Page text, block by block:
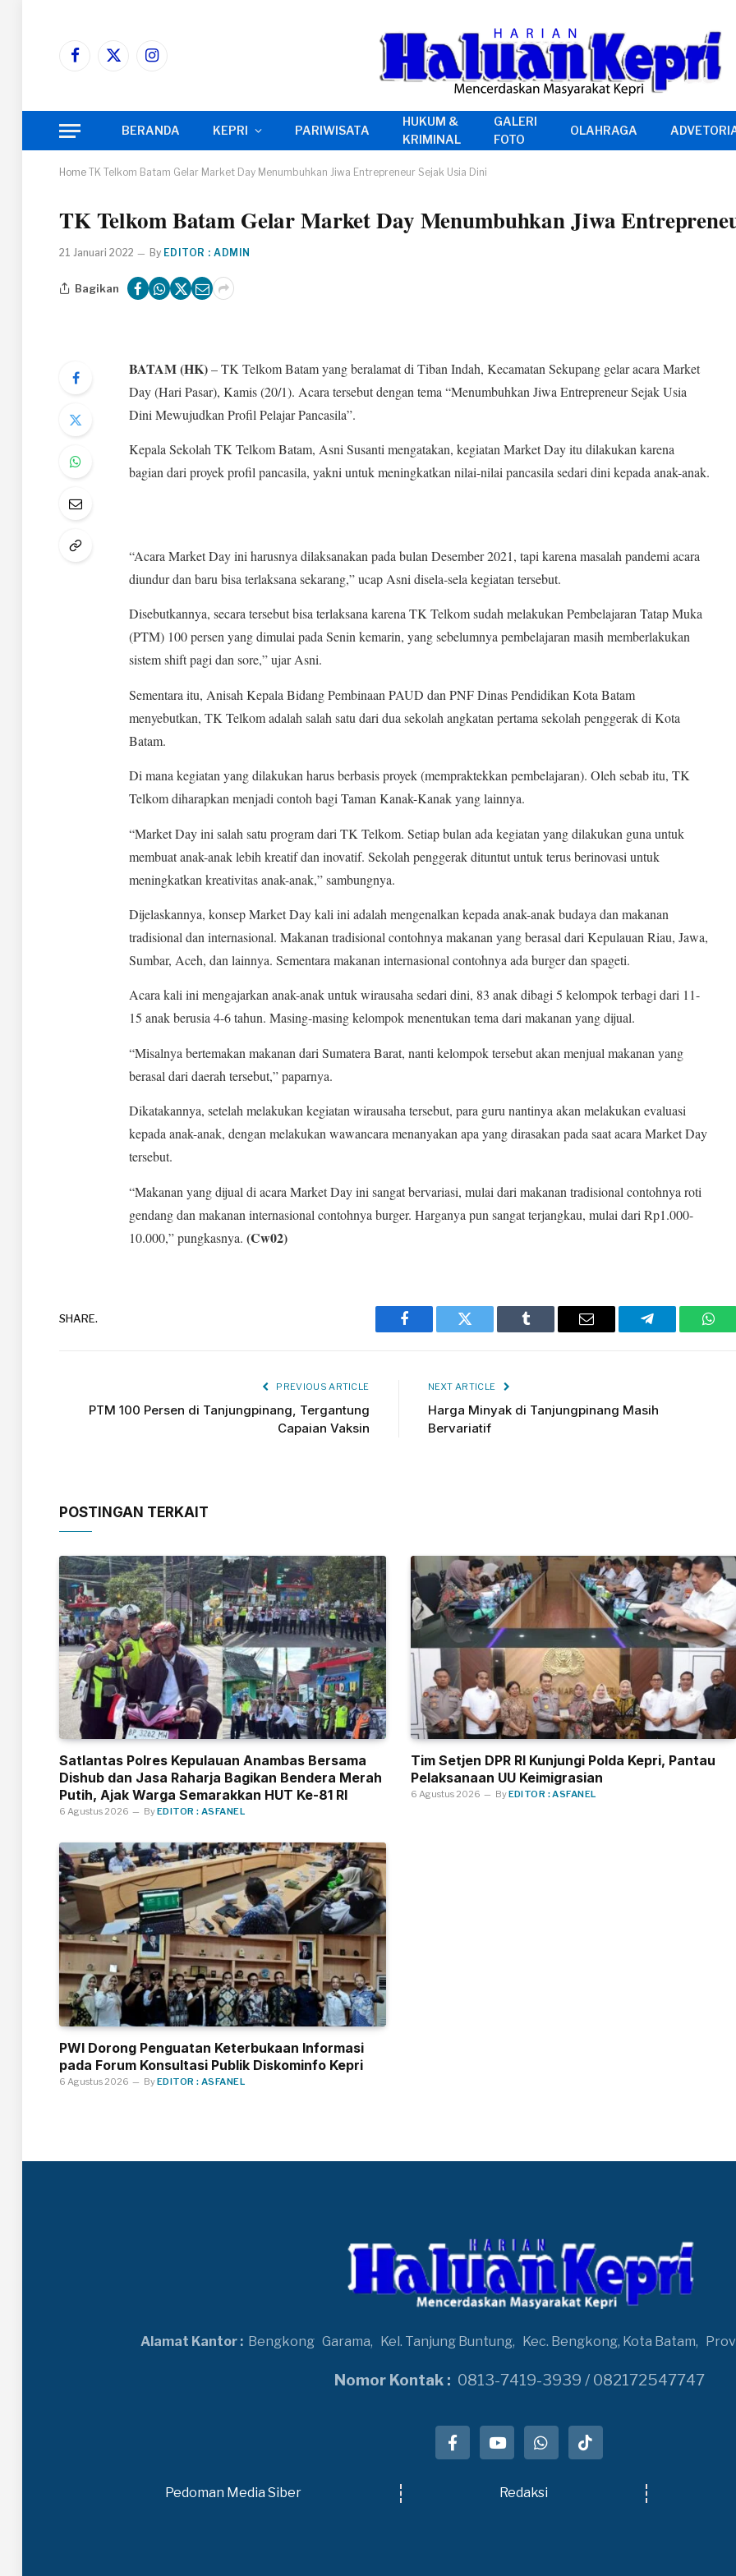
Facebook
X
Instagram
BERANDA KEPRI PARIWISATA
HUKUM &
KRIMINAL
GALERI
FOTO
OLAHRAGA
Home TK Telkom Batam Gelar Market Day Menumbuhkan Jiwa Entrepreneur Sejak Usia Dini
TK Telkom Batam Gelar Market Day Menumbuhkan Jiwa
21 Januari 2022 By EDITOR : ADMIN
Bagikan
BATAM (HK)– TK Telkom Batam yang beralamat di Tiban Indah, Kecamatan Sekupang gelar acara Market
Day (Hari Pasar), Kamis (20/1). Acara tersebut dengan tema “Menumbuhkan Jiwa Entrepreneur Sejak Usia
Dini Mewujudkan Profil Pelajar Pancasila”.
Kepala Sekolah TK Telkom Batam, Asni Susanti mengatakan, kegiatan Market Day itu dilakukan karena
bagian dari proyek profil pancasila, yakni untuk meningkatkan nilai-nilai pancasila sedari dini kepada anak-anak.
“Acara Market Day ini harusnya dilaksanakan pada bulan Desember 2021, tapi karena masalah pandemi acara
diundur dan baru bisa terlaksana sekarang,” ucap Asni disela-sela kegiatan tersebut.
Disebutkannya, secara tersebut bisa terlaksana karena TK Telkom sudah melakukan Pembelajaran Tatap Muka
(PTM) 100 persen yang dimulai pada Senin kemarin, yang sebelumnya pembelajaran masih memberlakukan
sistem shift pagi dan sore,” ujar Asni.
Sementara itu, Anisah Kepala Bidang Pembinaan PAUD dan PNF Dinas Pendidikan Kota Batam
menyebutkan, TK Telkom adalah salah satu dari dua sekolah angkatan pertama sekolah penggerak di Kota
Batam.
Di mana kegiatan yang dilakukan harus berbasis proyek (mempraktekkan pembelajaran). Oleh sebab itu, TK
Telkom diharapkan menjadi contoh bagi Taman Kanak-Kanak yang lainnya.
“Market Day ini salah satu program dari TK Telkom. Setiap bulan ada kegiatan yang dilakukan guna untuk
membuat anak-anak lebih kreatif dan inovatif. Sekolah penggerak dituntut untuk terus berinovasi untuk
meningkatkan kreativitas anak-anak,” sambungnya.
Dijelaskannya, konsep Market Day kali ini adalah mengenalkan kepada anak-anak budaya dan makanan
tradisional dan internasional. Makanan tradisional contohnya makanan yang berasal dari Kepulauan Riau, Jawa,
Sumbar, Aceh, dan lainnya. Sementara makanan internasional contohnya ada burger dan spageti.
Acara kali ini mengajarkan anak-anak untuk wirausaha sedari dini, 83 anak dibagi 5 kelompok terbagi dari 11-
15 anak berusia 4-6 tahun. Masing-masing kelompok menentukan tema dari makanan yang dijual.
“Misalnya bertemakan makanan dari Sumatera Barat, nanti kelompok tersebut akan menjual makanan yang
berasal dari daerah tersebut,” paparnya.
Dikatakannya, setelah melakukan kegiatan wirausaha tersebut, para guru nantinya akan melakukan evaluasi
kepada anak-anak, dengan melakukan wawancara menanyakan apa yang dirasakan pada saat acara Market Day
tersebut.
“Makanan yang dijual di acara Market Day ini sangat bervariasi, mulai dari makanan tradisional contohnya roti
gendang dan makanan internasional contohnya burger. Harganya pun sangat terjangkau, mulai dari Rp1.000-
10.000,” pungkasnya. (Cw02)
SHARE.
Facebook Twitter Tumblr Email Telegram
PREVIOUS ARTICLE
PTM 100 Persen di Tanjungpinang, Tergantung
Capaian Vaksin
NEXT ARTICLE
Harga Minyak di Tanjungpinang Masih
Bervariatif
POSTINGAN TERKAIT
Satlantas Polres Kepulauan Anambas Bersama
Dishub dan Jasa Raharja Bagikan Bendera Merah
Putih, Ajak Warga Semarakkan HUT Ke-81 RI
6 Agustus 2026 ByEDITOR : ASFANEL
Tim Setjen DPR RI Kunjungi Polda Kepri, Pantau
Pelaksanaan UU Keimigrasian
6 Agustus 2026 ByEDITOR : ASFANEL
PWI Dorong Penguatan Keterbukaan Informasi
pada Forum Konsultasi Publik Diskominfo Kepri
6 Agustus 2026 ByEDITOR : ASFANEL
Alamat Kantor : Bengkong Garama, Kel. Tanjung Buntung, Kec. Bengkong, Kota Batam,
Nomor Kontak : 0813-7419-3939 / 082172547747
Pedoman Media Siber Redaksi